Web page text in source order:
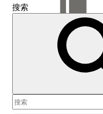
显示目录
搜索